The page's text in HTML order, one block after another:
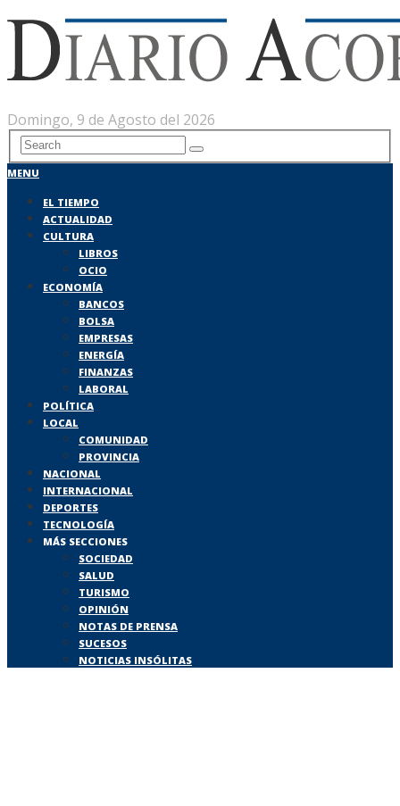
Domingo, 9 de Agosto del 2026
MENU
EL TIEMPO
ACTUALIDAD
CULTURA
LIBROS
OCIO
ECONOMÍA
BANCOS
BOLSA
EMPRESAS
ENERGÍA
FINANZAS
LABORAL
POLÍTICA
LOCAL
COMUNIDAD
PROVINCIA
NACIONAL
INTERNACIONAL
DEPORTES
TECNOLOGÍA
MÁS SECCIONES
SOCIEDAD
SALUD
TURISMO
OPINIÓN
NOTAS DE PRENSA
SUCESOS
NOTICIAS INSÓLITAS